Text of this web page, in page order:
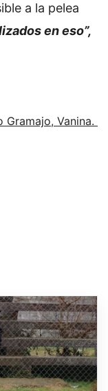
a la pelea
en eso”,
Gramajo, Vanina.